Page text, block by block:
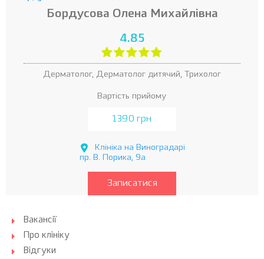
Бордусова Олена Михайлівна
4.85
Дерматолог, Дерматолог дитячий, Трихолог
Вартість прийому
1390 грн
Клініка на Виноградарі
пр. В. Порика, 9а
Записатися
Вакансії
Про клініку
Відгуки